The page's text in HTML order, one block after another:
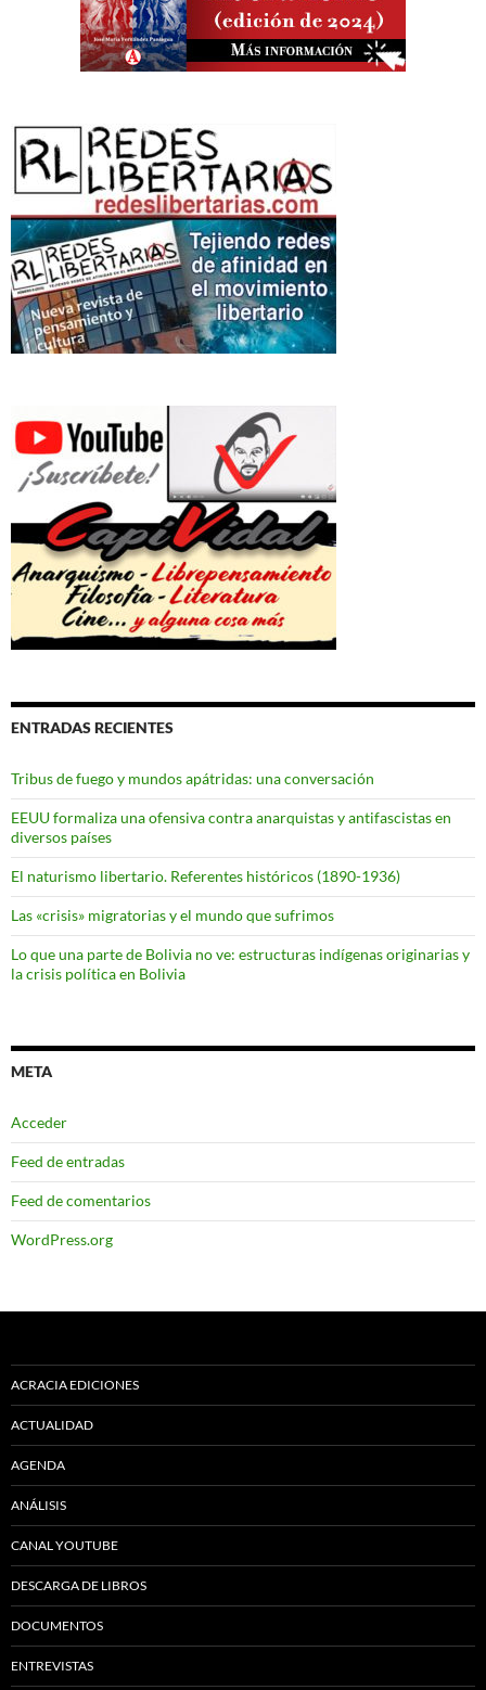
ENTRADAS RECIENTES
Tribus de fuego y mundos apátridas: una conversación
EEUU formaliza una ofensiva contra anarquistas y antifascistas en
diversos países
El naturismo libertario. Referentes históricos (1890-1936)
Las «crisis» migratorias y el mundo que sufrimos
Lo que una parte de Bolivia no ve: estructuras indígenas originarias y
la crisis política en Bolivia
META
Acceder
Feed de entradas
Feed de comentarios
WordPress.org
ACRACIA EDICIONES
ACTUALIDAD
AGENDA
ANÁLISIS
CANAL YOUTUBE
DESCARGA DE LIBROS
DOCUMENTOS
ENTREVISTAS